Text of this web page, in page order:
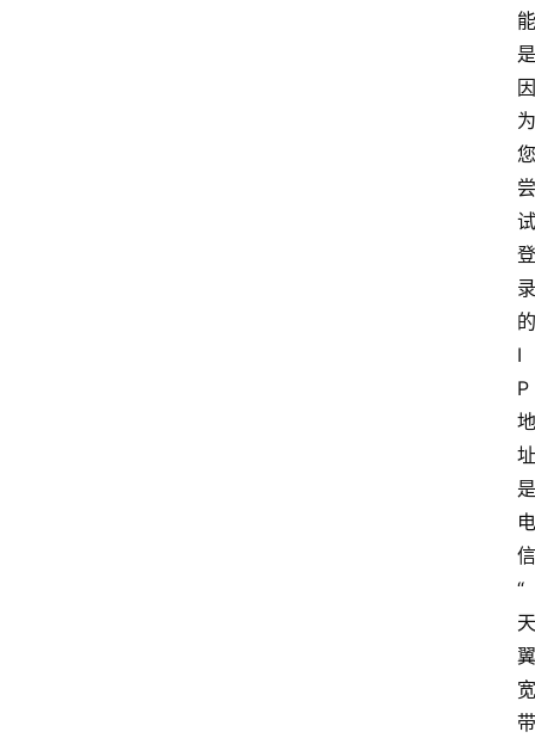
能
是
因
为
您
尝
试
登
录
的
I
P
地
址
是
电
信
“
天
翼
宽
带